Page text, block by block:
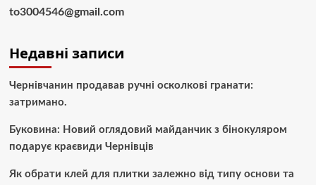
to3004546@gmail.com
Недавні записи
Чернівчанин продавав ручні осколкові гранати:
затримано.
Буковина: Новий оглядовий майданчик з бінокуляром
подарує краєвиди Чернівців
Як обрати клей для плитки залежно від типу основи та